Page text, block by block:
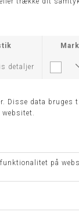
48
BRANDTEX